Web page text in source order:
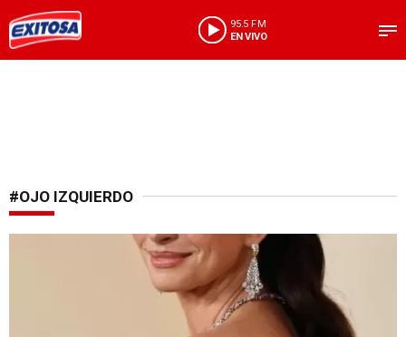
95.5 FM
EN VIVO
#OJO IZQUIERDO
Información nunca antes revelada